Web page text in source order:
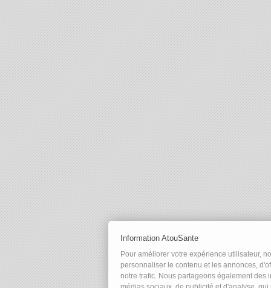
Information AtouSante
Pour améliorer votre expérience utilisateur,
personnaliser le contenu et les annonces,
notre trafic. Nous partageons également